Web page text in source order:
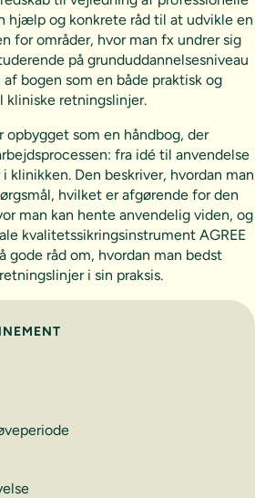
hjælp og konkrete råd til at udvikle en
for områder, hvor man fx undrer sig
på grunduddannelsesniveau
af bogen som en både praktisk og
retningslinjer.
opbygget som en håndbog, der
fra idé til anvendelse
klinikken. Den beskriver, hvordan man
hvilket er afgørende for den
man kan hente anvendelig viden, og
kvalitetssikringsinstrument AGREE
gode råd om, hvordan man bedst
i sin praksis.